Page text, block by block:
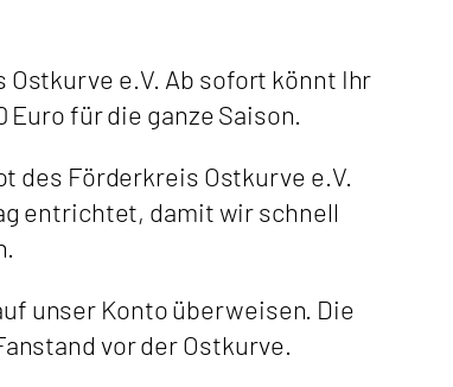
Ostkurve e.V. Ab sofort könnt Ihr
für die ganze Saison.
des Förderkreis Ostkurve e.V.
entrichtet, damit wir schnell
unser Konto überweisen. Die
vor der Ostkurve.